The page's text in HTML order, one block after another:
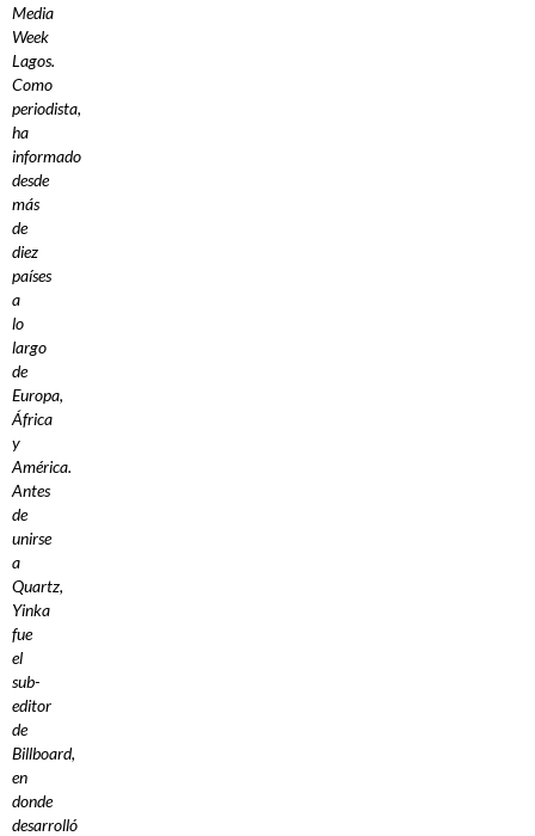
Media
Week
Lagos.
Como
periodista,
ha
informado
desde
más
de
diez
países
a
lo
largo
de
Europa,
África
y
América.
Antes
de
unirse
a
Quartz,
Yinka
fue
el
sub-
editor
de
Billboard,
en
donde
desarrolló